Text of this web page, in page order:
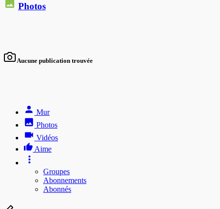
Photos
Aucune publication trouvée
Mur
Photos
Vidéos
Aime
Groupes
Abonnements
Abonnés